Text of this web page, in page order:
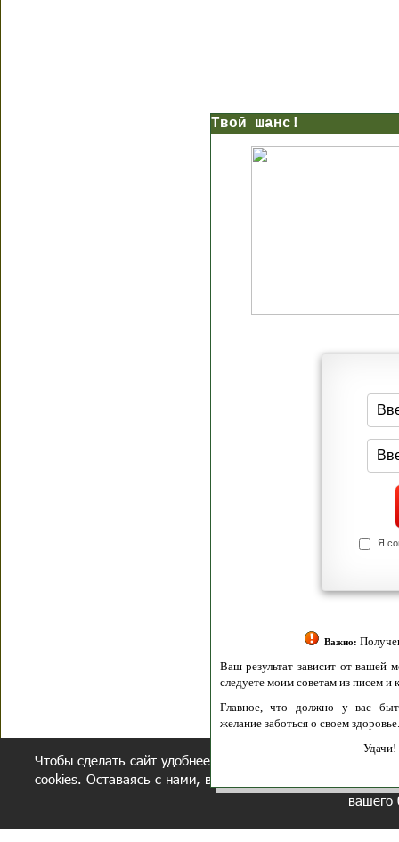
Твой шанс!
Я
Важно:Получение
Ваш результат зависит от вашей
следуете моим советам из писем и книг.
Главное, что должно у вас быть -
желание заботься о своем здоровье.
Удачи!
Чтобы сделать сайт удобнее, осуществляется обработка
cookies. Оставаясь с нами, вы соглашаетесь с нашей
вашего